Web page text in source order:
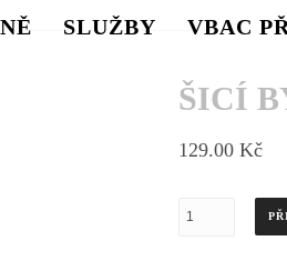
SLUŽBY VBAC
ŠICÍ
129.00 Kč
Šicí